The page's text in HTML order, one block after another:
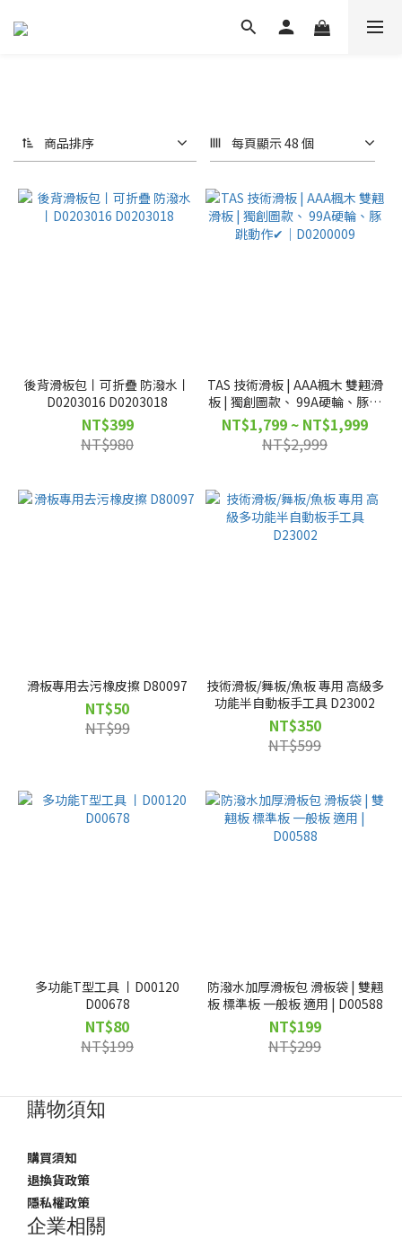
商品排序 每頁顯示 48 個
後背滑板包丨可折疊 防潑水丨
D0203016 D0203018
NT$399
NT$980
TAS 技術滑板 | AAA楓木 雙翹滑
板 | 獨創圖款、 99A硬輪、豚跳
動作✔｜D0200009
NT$1,799 ~ NT$1,999
NT$2,999
滑板專用去污橡皮擦 D80097
NT$50
NT$99
技術滑板/舞板/魚板 專用 高級多
功能半自動板手工具 D23002
NT$350
NT$599
多功能T型工具 丨D00120
D00678
NT$80
NT$199
防潑水加厚滑板包 滑板袋 | 雙翹
板 標準板 一般板 適用 | D00588
NT$199
NT$299
購物須知
購買須知
退換貨政策
隱私權政策
企業相關